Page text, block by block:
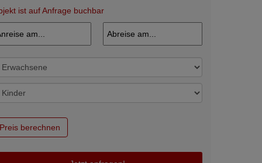
ist auf Anfrage buchbar
Preis berechnen